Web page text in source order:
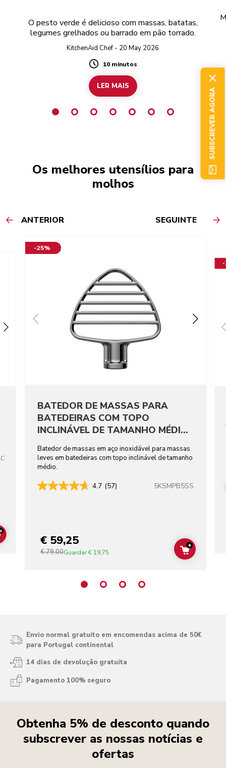
O pesto verde é delicioso com massas, batatas,
legumes grelhados ou barrado em pão torrado.
KitchenAid Chef - 20 May 2026
Duration
10 minutos
LER MAIS
Os melhores utensílios para
molhos
ANTERIOR SEGUINTE
ADD TO CART
-25%
BATEDOR DE MASSAS PARA
BATEDEIRAS COM TOPO
INCLINÁVEL DE TAMANHO MÉDIO
Batedor de massas em aço inoxidável para massas
leves em batedeiras com topo inclinável de tamanho
médio.
4.7 (57) 5KSMPB5SS
€ 59,25
€ 79,00Guardar€ 19,75 ADD TO
+
-
Envio normal gratuito em encomendas acima de 50€
para Portugal continental
14 dias de devolução gratuita
Pagamento 100% seguro
Obtenha 5% de desconto quando
subscrever as nossas notícias e
ofertas
SUBSCREVER AGORA